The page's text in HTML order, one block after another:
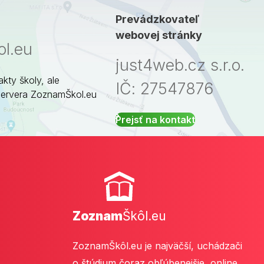
školy, ale
ZoznamŠkol.eu
Prevádzkovateľ
webovej stránky
just4web.cz s.r.o.
IČ: 27547876
Prejsť na kontakt
ZoznamŠkôl.eu
ZoznamŠkôl.eu je najväčší, uchádzači